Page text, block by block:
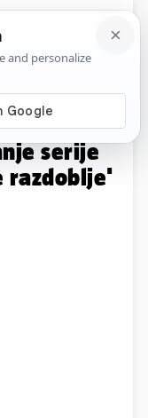
Komentari
slavi
serije
razdoblje'